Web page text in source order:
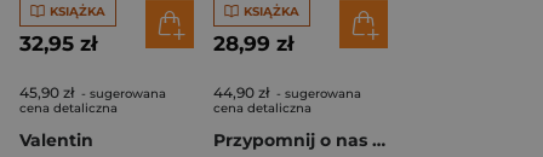
KSIĄŻKA
32,95 zł
45,90 zł - sugerowana
cena detaliczna
Valentin
KSIĄŻKA
28,99 zł
44,90 zł - sugerowana
cena detaliczna
Przypomnij o nas gwiazdom. Trylogia Moon. Tom 3